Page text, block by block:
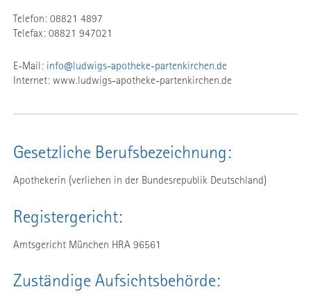
Telefon: 08821 4897
Telefax: 08821 947021
E-Mail: info@ludwigs-apotheke-partenkirchen.de
Internet: www.ludwigs-apotheke-partenkirchen.de
Gesetzliche Berufsbezeichnung:
Apothekerin (verliehen in der Bundesrepublik Deutschland)
Registergericht:
Amtsgericht München HRA 96561
Zuständige Aufsichtsbehörde: